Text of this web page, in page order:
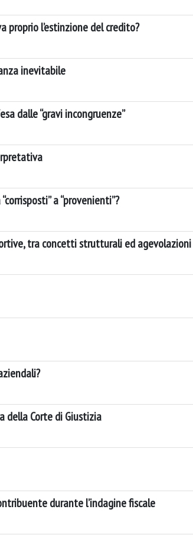
proprio l’estinzione del credito?
inevitabile
dalle “gravi incongruenze”
a “provenienti”?
tra concetti strutturali ed agevolazioni
della Corte di Giustizia
durante l’indagine fiscale